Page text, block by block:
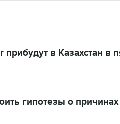
прибудут в Казахстан в
гипотезы о